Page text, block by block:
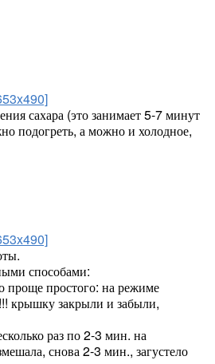
сахара (это занимает 5-7 минут
подогреть, а можно и холодное,
способами:
проще простого: на режиме
крышку закрыли и забыли,
раз по 2-3 мин. на
снова 2-3 мин., загустело